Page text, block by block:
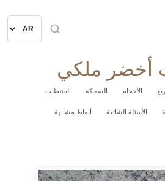
أخضر ملكي
الأحجام السماكة التشطيب
الأسئلة الشائعة أنماط مشابهة